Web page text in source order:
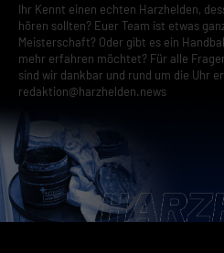
Ihr Kennt einen echten Harzhelden,
hören sollten? Euer Team ist etwas
Meisterschaft? Oder gibt es ein
mehr erfahren möchtet? Für alle
sind wir dankbar und rund um die Uhr
redaktion@harzhelden.news